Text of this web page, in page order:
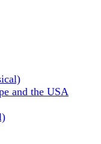
and the USA